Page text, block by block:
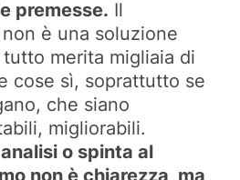
premesse. Il
è una soluzione
merita migliaia di
cose sì, soprattutto se
che siano
migliorabili.
o spinta al